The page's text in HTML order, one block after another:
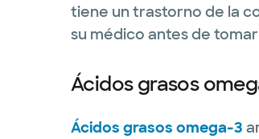
tiene un trastorno de la
su médico antes de
Ácidos grasos
Ácidos grasos omega-3